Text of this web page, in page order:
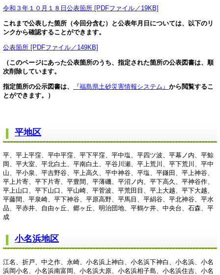
令和３年１０月１８日公表箇所 [PDFファイル／19KB]
これまで公表した箇所（今回分含む）と公表年月日については、以下のリ
ンクから確認することができます。
公表箇所 [PDFファイル／149KB]
（このページにあった公表箇所のうち、指定された箇所の公表図書は、順
次削除しています。
指定箇所の公示図書は、 『福島県土砂災害情報システム』 から閲覧するこ
とができます。）
平地区
平、平上平窪、平中平窪、平下平窪、平中塩、平四ツ波、平幕ノ内、平鯨
岡、平大室、平北白土、平南白土、平谷川瀬、平上荒川、平下荒川、平中
山、平小泉、平吉野谷、平上高久、平中神谷、平塩、平鎌田、平上神谷、
平上片寄、平下片寄、平豊間、平薄磯、平沼ノ内、平下高久、平神谷作、
平上山口、平下山口、平山崎、平菅波、平荒田目、平上大越、平下大越、
平藤間、平泉崎、平下神谷、平原高野、平馬目、平絹谷、平北神谷、平水
品、平赤井、自由ヶ丘、郷ヶ丘、明治団地、平鶴ケ井、中央台、石森、平
成
小名浜地区
江名、折戸、中之作、永崎、小名浜上神白、小名浜下神白、小名浜、小名
浜岡小名、小名浜南富岡、小名浜大原、小名浜相子島、小名浜住吉、小名